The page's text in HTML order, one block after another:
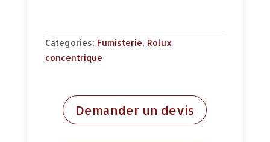
Categories: Fumisterie, Rolux
concentrique
Demander un devis